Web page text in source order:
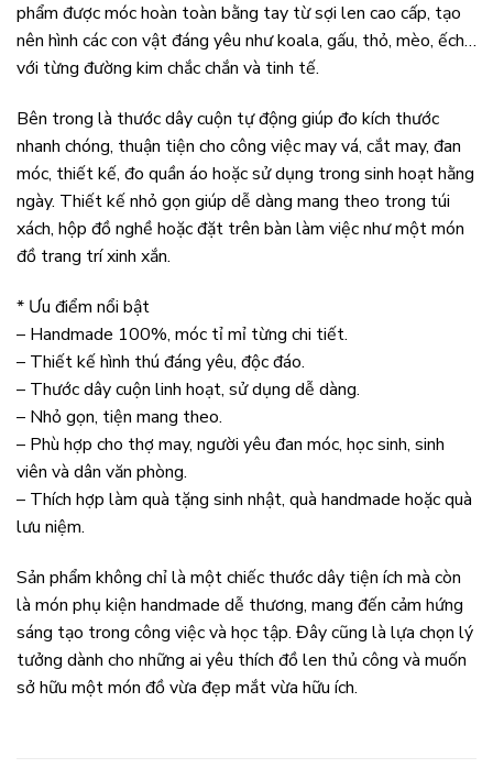
phẩm được móc hoàn toàn bằng tay từ sợi len cao cấp, tạo
nên hình các con vật đáng yêu như koala, gấu, thỏ, mèo, ếch…
với từng đường kim chắc chắn và tinh tế.
Bên trong là thước dây cuộn tự động giúp đo kích thước
nhanh chóng, thuận tiện cho công việc may vá, cắt may, đan
móc, thiết kế, đo quần áo hoặc sử dụng trong sinh hoạt hằng
ngày. Thiết kế nhỏ gọn giúp dễ dàng mang theo trong túi
xách, hộp đồ nghề hoặc đặt trên bàn làm việc như một món
đồ trang trí xinh xắn.
* Ưu điểm nổi bật
– Handmade 100%, móc tỉ mỉ từng chi tiết.
– Thiết kế hình thú đáng yêu, độc đáo.
– Thước dây cuộn linh hoạt, sử dụng dễ dàng.
– Nhỏ gọn, tiện mang theo.
– Phù hợp cho thợ may, người yêu đan móc, học sinh, sinh
viên và dân văn phòng.
– Thích hợp làm quà tặng sinh nhật, quà handmade hoặc quà
lưu niệm.
Sản phẩm không chỉ là một chiếc thước dây tiện ích mà còn
là món phụ kiện handmade dễ thương, mang đến cảm hứng
sáng tạo trong công việc và học tập. Đây cũng là lựa chọn lý
tưởng dành cho những ai yêu thích đồ len thủ công và muốn
sở hữu một món đồ vừa đẹp mắt vừa hữu ích.